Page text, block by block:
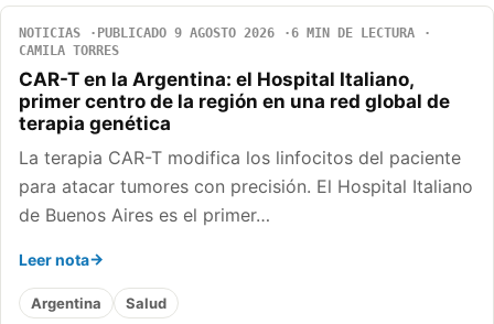
NOTICIAS PUBLICADO 9 AGOSTO 2026
6 MIN DE LECTURA
CAMILA TORRES
CAR-T en la Argentina: el Hospital Italiano,
primer centro de la región en una red global de
terapia genética
La terapia CAR-T modifica los linfocitos del paciente
para atacar tumores con precisión. El Hospital Italiano
de Buenos Aires es el primer…
Leer nota
Argentina Salud